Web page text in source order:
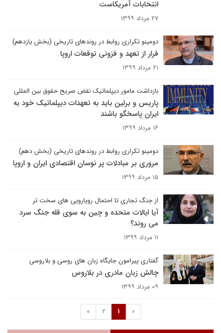
انتخابات آمریکاست
۲۷ مرداد ۱۳۹۹
دومینو تکراری روابط در روندهای تاریخی (بخش یازدهم)
فرار از تعهد و فزونی توقعات اروپا
۲۱ مرداد ۱۳۹۹
بازداشت مامور دیپلماتیک نقض صریح حقوق بین المللی
پاریس و برلین باید به تعهدات دیپلماتیک خود به
ایران پاسخگو باشند
۱۶ مرداد ۱۳۹۹
دومینو تکراری روابط در روندهای تاریخی (بخش دهم)
مروری بر مبادلات پر نوسان اقتصادی ایران و اروپا
۱۵ مرداد ۱۳۹۹
از جنگ تجاری تا احتمال رویارویی های سخت تر
آیا ایالات متحده و چین به سوی قله جنگ سرد
می روند؟
۱۱ مرداد ۱۳۹۹
گفتاری پیرامون جایگاه زبان های روسی و بلاروسی
چالش زبان مادری در بلاروس
۰۹ مرداد ۱۳۹۹
«
1
2
»